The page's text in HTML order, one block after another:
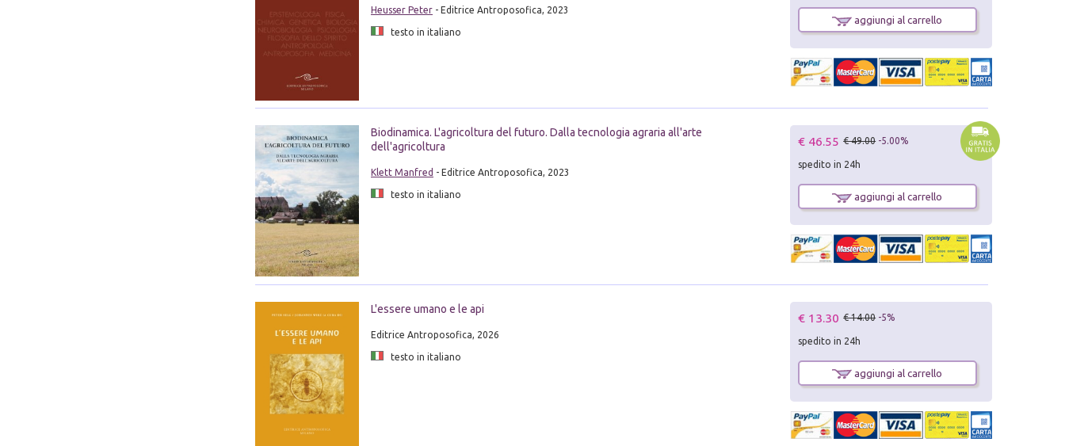
Heusser Peter- Editrice Antroposofica, 2023
testo in italiano
aggiungi al carrello
Biodinamica. L'agricoltura del futuro. Dalla tecnologia agraria all'arte
dell'agricoltura
Klett Manfred - Editrice Antroposofica, 2023
testo in italiano
€ 46.55 € 49.00 -5.00%
spedito in 24h
aggiungi al carrello
L'essere umano e le api
Editrice Antroposofica, 2026
testo in italiano
€ 13.30 € 14.00 -5%
spedito in 24h
aggiungi al carrello